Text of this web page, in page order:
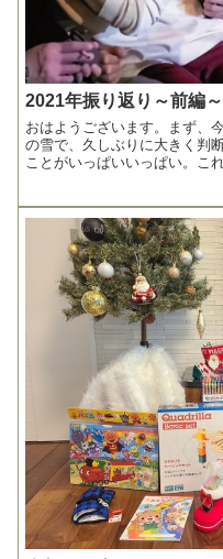
2021年振り返り～前編～
おはようございます。まず、
の雪で、久しぶりに大きく判
ことがいっぱいいっぱい。こ